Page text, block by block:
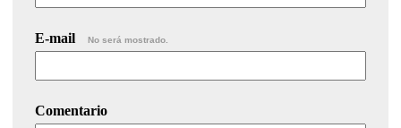
E-mail No será mostrado.
Comentario